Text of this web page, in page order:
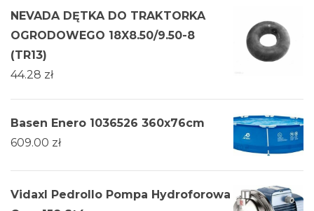
NEVADA DĘTKA DO TRAKTORKA
OGRODOWEGO 18X8.50/9.50-8
(TR13)
44.28 zł
Basen Enero 1036526 360x76cm
609.00 zł
Vidaxl Pedrollo Pompa Hydroforowa